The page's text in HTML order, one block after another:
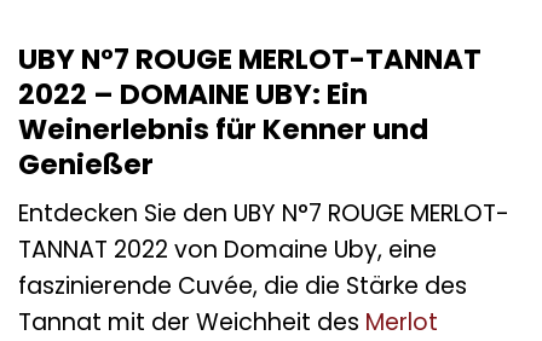
UBY N°7 ROUGE MERLOT-TANNAT
2022 – DOMAINE UBY: Ein
Weinerlebnis für Kenner und
Genießer
Entdecken Sie den UBY N°7 ROUGE MERLOT-
TANNAT 2022 von Domaine Uby, eine
faszinierende Cuvée, die die Stärke des
Tannat mit der Weichheit des Merlot